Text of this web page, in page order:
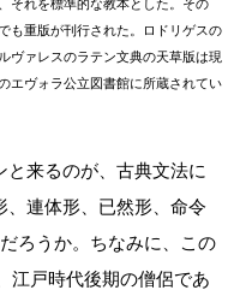
それを標準的な教本とした。その
も重版が刊行された。ロドリゲスの
ヴァレスのラテン文典の天草版は現
エヴォラ公立図書館に所蔵されてい
と来るのが、古典文法に
、連体形、已然形、命令
ろうか。ちなみに、この
江戸時代後期の僧侶であ